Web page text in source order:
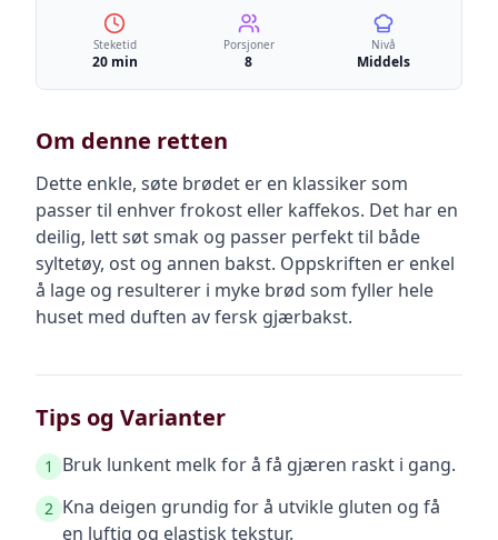
Steketid
20 min
Porsjoner
8
Nivå
Middels
Om denne retten
Dette enkle, søte brødet er en klassiker som
passer til enhver frokost eller kaffekos. Det har en
deilig, lett søt smak og passer perfekt til både
syltetøy, ost og annen bakst. Oppskriften er enkel
å lage og resulterer i myke brød som fyller hele
huset med duften av fersk gjærbakst.
Tips og Varianter
1 Bruk lunkent melk for å få gjæren raskt i gang.
2 Kna deigen grundig for å utvikle gluten og få
en luftig og elastisk tekstur.